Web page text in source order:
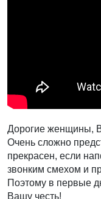
Дорогие женщины,
Очень сложно
прекрасен, если
звонким смехом и
Поэтому в первые
Вашу честь!